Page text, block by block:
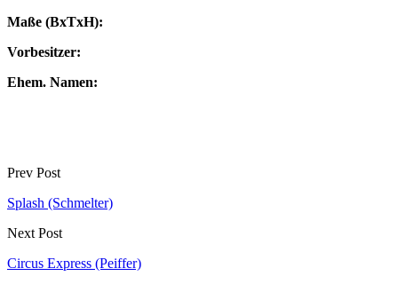
Maße (BxTxH):
Vorbesitzer:
Ehem. Namen:
Prev Post
Splash (Schmelter)
Next Post
Circus Express (Peiffer)